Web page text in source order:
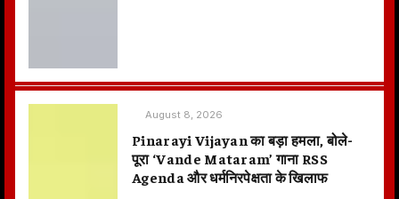
August 8, 2026
Pinarayi Vijayan का बड़ा हमला, बोले-
पूरा ‘Vande Mataram’ गाना RSS
Agenda और धर्मनिरपेक्षता के खिलाफ